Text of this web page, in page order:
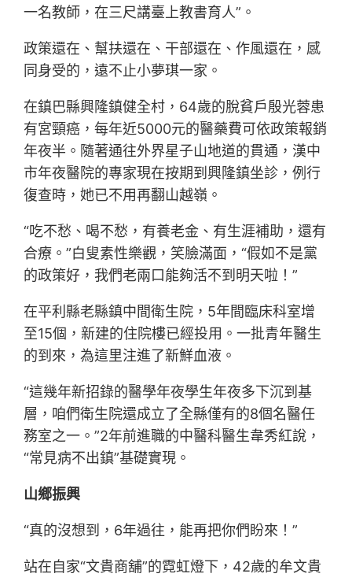
一名教師，在三尺講臺上教書育人”。
政策還在、幫扶還在、干部還在、作風還在，感
同身受的，遠不止小夢琪一家。
在鎮巴縣興隆鎮健全村，64歲的脫貧戶殷光蓉患
有宮頸癌，每年近5000元的醫藥費可依政策報銷
年夜半。隨著通往外界星子山地道的貫通，漢中
市年夜醫院的專家現在按期到興隆鎮坐診，例行
復查時，她已不用再翻山越嶺。
“吃不愁、喝不愁，有養老金、有生涯補助，還有
合療。”白叟素性樂觀，笑臉滿面，“假如不是黨
的政策好，我們老兩口能夠活不到明天啦！”
在平利縣老縣鎮中間衛生院，5年間臨床科室增
至15個，新建的住院樓已經投用。一批青年醫生
的到來，為這里注進了新鮮血液。
“這幾年新招錄的醫學年夜學生年夜多下沉到基
層，咱們衛生院還成立了全縣僅有的8個名醫任
務室之一。”2年前進職的中醫科醫生韋秀紅說，
“常見病不出鎮”基礎實現。
山鄉振興
“真的沒想到，6年過往，能再把你們盼來！”
站在自家“文貴商舖”的霓虹燈下，42歲的牟文貴